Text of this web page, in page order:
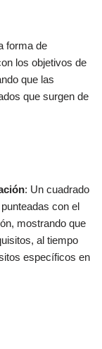
forma de
los objetivos de
que las
que surgen de
: Un cuadrado
con el
mostrando que
al tiempo
específicos en